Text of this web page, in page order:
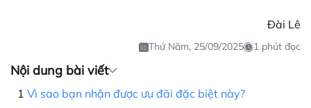
Đài Lê
Thứ Năm, 25/09/2025 1 phút đọc
Nội dung bài viết
Vì sao bạn nhận được ưu đãi đặc biệt này?